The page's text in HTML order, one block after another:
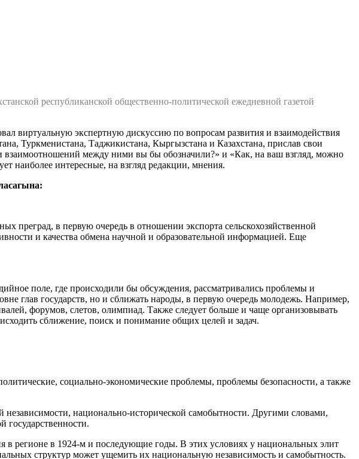
республиканской общественно-политической ежедневной газетой
виртуальную экспертную дискуссию по вопросам развития и взаимодействия
Туркменистана, Таджикистана, Кыргызстана и Казахстана, прислав свои
взаимоотношений между ними вы бы обозначили?» и «Как, на ваш взгляд, можно
наиболее интересные, на взгляд редакции, мнения.
преград, в первую очередь в отношении экспорта сельскохозяйственной
и качества обмена научной и образовательной информацией. Еще
поле, где происходили бы обсуждения, рассматривались проблемы и
глав государств, но и сближать народы, в первую очередь молодежь. Например,
форумов, слетов, олимпиад. Также следует больше и чаще организовывать
сближение, поиск и понимание общих целей и задач.
социально-экономические проблемы, проблемы безопасности, а также
национально-исторической самобытности. Другими словами,
государственности.
в регионе в 1924-м и последующие годы. В этих условиях у национальных элит
структур может ущемить их национальную независимость и самобытность.